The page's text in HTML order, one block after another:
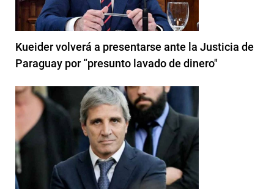
Kueider volverá a presentarse ante la Justicia de
Paraguay por “presunto lavado de dinero"